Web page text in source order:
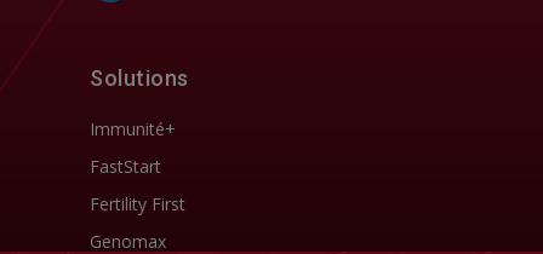
Solutions
Immunité+
FastStart
Fertility First
Genomax